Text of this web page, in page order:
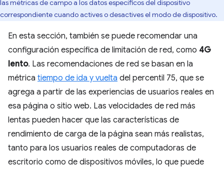
las métricas de campo a los datos específicos del dispositivo
correspondiente cuando actives o desactives el modo de dispositivo.
En esta sección, también se puede recomendar una
configuración específica de limitación de red, como 4G
lento. Las recomendaciones de red se basan en la
métrica tiempo de ida y vuelta del percentil 75, que se
agrega a partir de las experiencias de usuarios reales en
esa página o sitio web. Las velocidades de red más
lentas pueden hacer que las características de
rendimiento de carga de la página sean más realistas,
tanto para los usuarios reales de computadoras de
escritorio como de dispositivos móviles, lo que puede